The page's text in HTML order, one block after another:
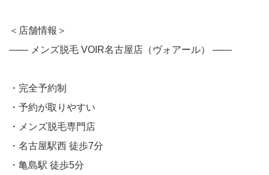
＜店舗情報＞
―― メンズ脱毛 VOIR名古屋店（ヴォアール） ――
・完全予約制
・予約が取りやすい
・メンズ脱毛専門店
・名古屋駅西 徒歩7分
・亀島駅 徒歩5分